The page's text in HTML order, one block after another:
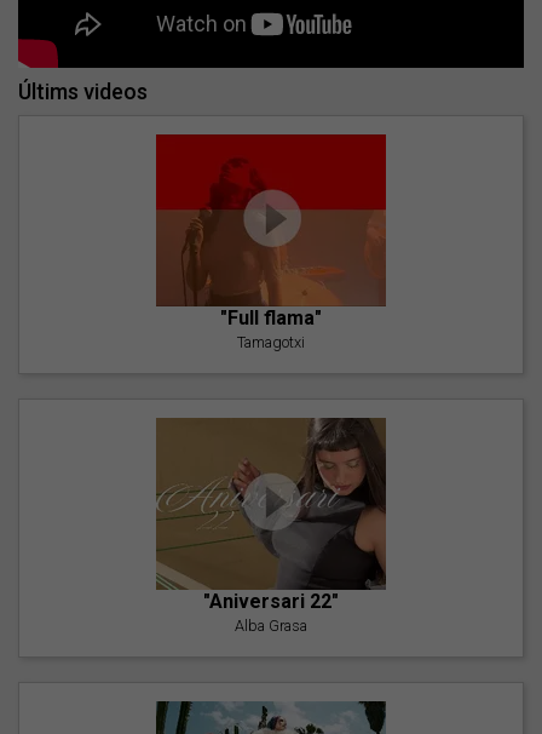
Últims videos
"Full flama"
Tamagotxi
"Aniversari 22"
Alba Grasa